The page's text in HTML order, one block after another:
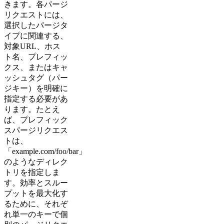
きます。各パージ
リクエストには、
選択したパージタ
イプに関連する、
対象URL、ホス
ト名、プレフィッ
クス、またはキャ
ッシュタグ（パー
ジキー）を明確に
指定する必要があ
ります。たとえ
ば、プレフィック
スパージリクエス
トは、
「example.com/foo/bar」
のようなディレク
トリを指定しま
す。効率とスルー
プットを最大化す
るために、それぞ
れ単一のキーで個